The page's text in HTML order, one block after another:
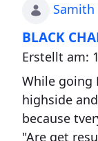
Samith
BLACK
Erstellt am:
While going
highside
because
"Are get